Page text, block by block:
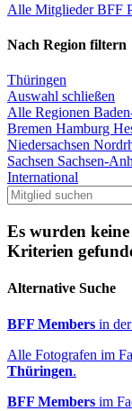
Alle MitgliederBFF
Nach Region filtern
Thüringen
Auswahl schließen
Alle Regionen
Bremen Hamburg
Niedersachsen
Sachsen Sachsen-
International
Es wurden
Kriterien
Alternative Suche
BFF Members in
Alle Fotografen im
Thüringen.
BFF Members im